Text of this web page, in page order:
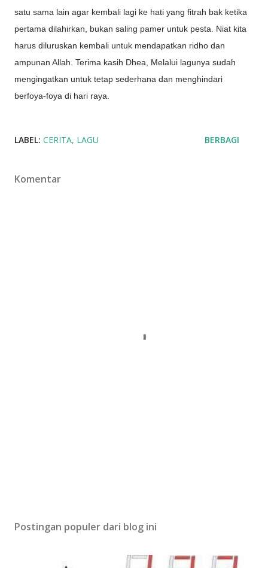
satu sama lain agar kembali lagi ke hati yang fitrah bak ketika
pertama dilahirkan, bukan saling pamer untuk pesta. Niat kita
harus diluruskan kembali untuk mendapatkan ridho dan
ampunan Allah. Terima kasih Dhea, Melalui lagunya sudah
mengingatkan untuk tetap sederhana dan menghindari
berfoya-foya di hari raya.
LABEL: CERITA LAGU BERBAGI
Komentar
Postingan populer dari blog ini